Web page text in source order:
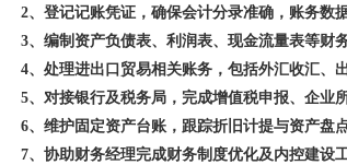
2、登记记账凭证，确保会计分录准确，账务数
3、编制资产负债表、利润表、现金流量表等财
4、处理进出口贸易相关账务，包括外汇收汇、
5、对接银行及税务局，完成增值税申报、企业
6、维护固定资产台账，跟踪折旧计提与资产盘
7、协助财务经理完成财务制度优化及内控建设